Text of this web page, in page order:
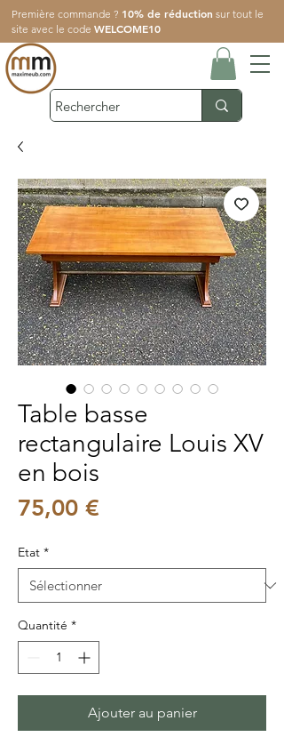
Première commande ? 10% de réduction sur tout le
site avec le code WELCOME10
Table basse
rectangulaire Louis XV
en bois
75,00 €
Etat *
Quantité *
Ajouter au panier